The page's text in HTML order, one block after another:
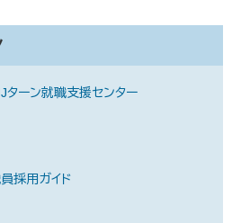
ターン就職支援センター
採用ガイド